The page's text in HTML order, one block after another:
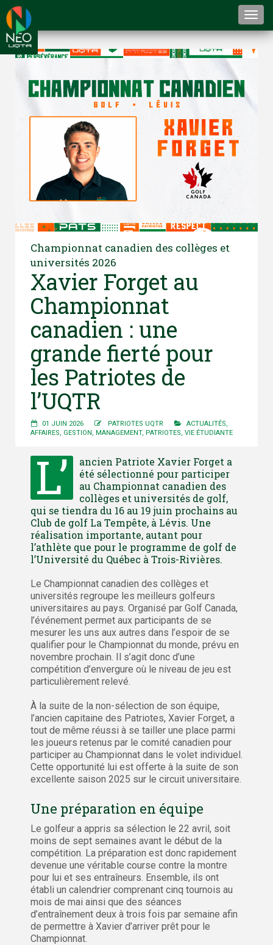
Championnat canadien des collèges et
universités 2026
Xavier Forget au
Championnat
canadien : une
grande fierté pour
les Patriotes de
l’UQTR
01 JUIN 2026 PATRIOTES UQTR ACTUALITÉS
AFFAIRES
GESTION MANAGEMENT, PATRIOTES VIE ÉTUDIANTE
L’
ancien Patriote Xavier Forget a
été sélectionné pour participer
au Championnat canadien des
collèges et universités de golf,
qui se tiendra du 16 au 19 juin prochains au
Club de golf La Tempête, à Lévis. Une
réalisation importante, autant pour
l’athlète que pour le programme de golf de
l’Université du Québec à Trois-Rivières.
Le Championnat canadien des collèges et
universités regroupe les meilleurs golfeurs
universitaires au pays. Organisé par Golf Canada,
l’événement permet aux participants de se
mesurer les uns aux autres dans l’espoir de se
qualifier pour le Championnat du monde, prévu en
novembre prochain. Il s’agit donc d’une
compétition d’envergure où le niveau de jeu est
particulièrement relevé.
À la suite de la non-sélection de son équipe,
l’ancien capitaine des Patriotes, Xavier Forget, a
tout de même réussi à se tailler une place parmi
les joueurs retenus par le comité canadien pour
participer au Championnat dans le volet individuel.
Cette opportunité lui est offerte à la suite de son
excellente saison 2025 sur le circuit universitaire.
Une préparation en équipe
Le golfeur a appris sa sélection le 22 avril, soit
moins de sept semaines avant le début de la
compétition. La préparation est donc rapidement
devenue une véritable course contre la montre
pour lui et ses entraîneurs. Ensemble, ils ont
établi un calendrier comprenant cinq tournois au
mois de mai ainsi que des séances
d’entraînement deux à trois fois par semaine afin
de permettre à Xavier d’arriver prêt pour le
Championnat.